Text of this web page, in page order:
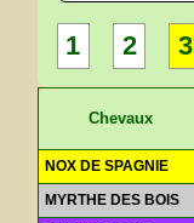
1 2 3
Chevaux
NOX DE SPAGNIE
MYRTHE DES BOIS